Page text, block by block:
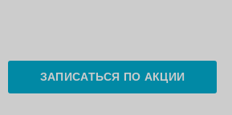
ЗАПИСАТЬСЯ ПО АКЦИИ